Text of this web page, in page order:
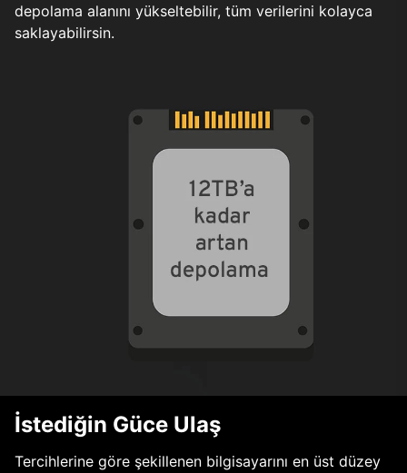
depolama alanını yükseltebilir, tüm verilerini kolayca
saklayabilirsin.
İstediğin Güce Ulaş
Tercihlerine göre şekillenen bilgisayarını en üst düzey